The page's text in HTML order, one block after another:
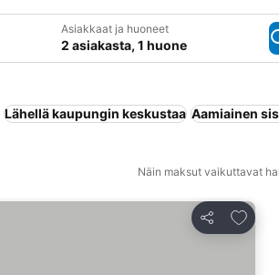
Asiakkaat ja huoneet
2 asiakasta, 1 huone
Lähellä kaupungin keskustaa Aamiainen
Näin maksut vaikuttavat
Jaa
Lisää